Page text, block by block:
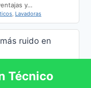
y…
, Lavadoras
Técnico